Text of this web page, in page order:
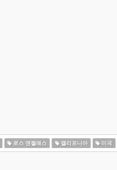
로스 앤젤레스 캘리포니아 미국